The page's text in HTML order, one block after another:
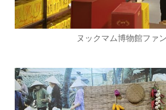
ヌックマム博物館ファ